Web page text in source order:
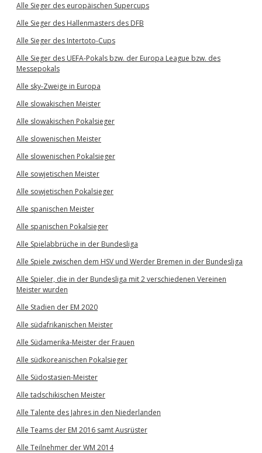
Alle Sieger des europäischen Supercups
Alle Sieger des Hallenmasters des DFB
Alle Sieger des Intertoto-Cups
Alle Sieger des UEFA-Pokals bzw. der Europa League bzw. des
Messepokals
Alle sky-Zweige in Europa
Alle slowakischen Meister
Alle slowakischen Pokalsieger
Alle slowenischen Meister
Alle slowenischen Pokalsieger
Alle sowjetischen Meister
Alle sowjetischen Pokalsieger
Alle spanischen Meister
Alle spanischen Pokalsieger
Alle Spielabbrüche in der Bundesliga
Alle Spiele zwischen dem HSV und Werder Bremen in der Bundesliga
Alle Spieler, die in der Bundesliga mit 2 verschiedenen Vereinen
Meister wurden
Alle Stadien der EM 2020
Alle südafrikanischen Meister
Alle Südamerika-Meister der Frauen
Alle südkoreanischen Pokalsieger
Alle Südostasien-Meister
Alle tadschikischen Meister
Alle Talente des Jahres in den Niederlanden
Alle Teams der EM 2016 samt Ausrüster
Alle Teilnehmer der WM 2014